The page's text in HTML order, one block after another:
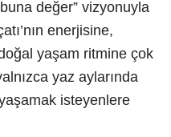
değer” vizyonuyla
enerjisine,
yaşam ritmine çok
yaz aylarında
isteyenlere